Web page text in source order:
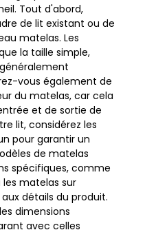
Tout d'abord,
de lit existant ou de
matelas. Les
la taille simple,
vous également de
du matelas, car cela
et de sortie de
lit, considérez les
pour garantir un
de matelas
spécifiques, comme
matelas sur
détails du produit.
dimensions
avec celles